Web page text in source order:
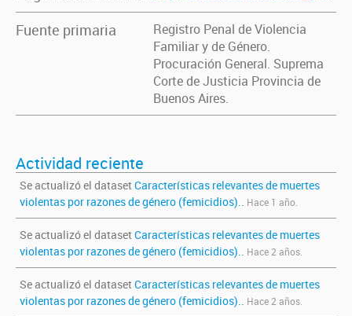
Fuente primaria
Registro Penal de Violencia
Familiar y de Género.
Procuración General. Suprema
Corte de Justicia Provincia de
Buenos Aires.
Actividad reciente
Se actualizó el dataset Características relevantes de muertes
violentas por razones de género (femicidios).. Hace 1 año.
Se actualizó el dataset Características relevantes de muertes
violentas por razones de género (femicidios).. Hace 2 años.
Se actualizó el dataset Características relevantes de muertes
violentas por razones de género (femicidios).. Hace 2 años.